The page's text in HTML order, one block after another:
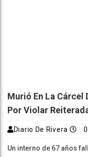
Murió En La Cárcel
Por Violar
Diario De Rivera
Un interno de 67 años